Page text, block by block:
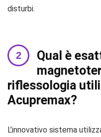
disturbi.
Qual è
riflessologia
Acupremax?
L’innovativo sistema